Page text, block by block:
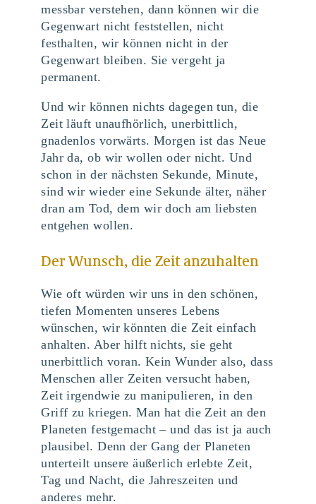
messbar verstehen, dann können wir die
Gegenwart nicht feststellen, nicht
festhalten, wir können nicht in der
Gegenwart bleiben. Sie vergeht ja
permanent.
Und wir können nichts dagegen tun, die
Zeit läuft unaufhörlich, unerbittlich,
gnadenlos vorwärts. Morgen ist das Neue
Jahr da, ob wir wollen oder nicht. Und
schon in der nächsten Sekunde, Minute,
sind wir wieder eine Sekunde älter, näher
dran am Tod, dem wir doch am liebsten
entgehen wollen.
Der Wunsch, die Zeit anzuhalten
Wie oft würden wir uns in den schönen,
tiefen Momenten unseres Lebens
wünschen, wir könnten die Zeit einfach
anhalten. Aber hilft nichts, sie geht
unerbittlich voran. Kein Wunder also, dass
Menschen aller Zeiten versucht haben,
Zeit irgendwie zu manipulieren, in den
Griff zu kriegen. Man hat die Zeit an den
Planeten festgemacht – und das ist ja auch
plausibel. Denn der Gang der Planeten
unterteilt unsere äußerlich erlebte Zeit,
Tag und Nacht, die Jahreszeiten und
anderes mehr.